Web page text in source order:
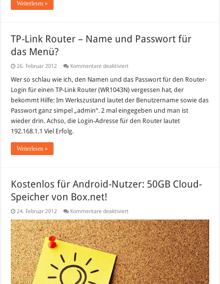
Weiterlesen »
TP-Link Router – Name und Passwort für
das Menü?
26. Februar 2012 Kommentare deaktiviertfür
Link
–
Name
und
Passwort
für
das
Wer so schlau wie ich, den Namen und das Passwort für den Router-
Login für einen TP-Link Router (WR1043N) vergessen hat, der
bekommt Hilfe: Im Werkszustand lautet der Benutzername sowie das
Passwort ganz simpel „admin“. 2 mal eingegeben und man ist
wieder drin. Achso, die Login-Adresse für den Router lautet
192.168.1.1 Viel Erfolg.
Weiterlesen »
Kostenlos für Android-Nutzer: 50GB Cloud-
Speicher von Box.net!
24. Februar 2012 Kommentare deaktiviertfür
für
Android-
Nutzer:
50GB
Cloud-
Speicher
von
Box.net!